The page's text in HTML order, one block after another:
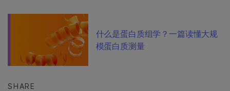
什么是蛋白质组学？一篇读懂大规
模蛋白质测量
SHARE